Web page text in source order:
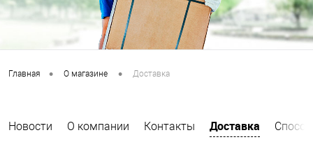
Главная • О магазине • Доставка
Новости О компании Контакты Доставка